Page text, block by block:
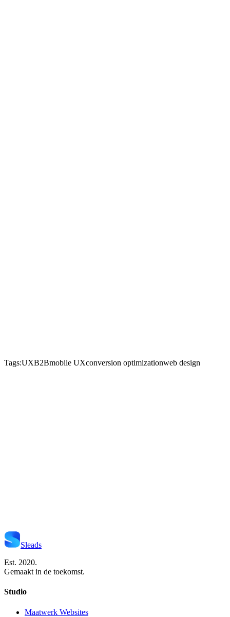
Tags:UXB2Bmobile UXconversion optimizationweb design
Sleads
Est. 2020.
Gemaakt in de toekomst.
Studio
Maatwerk Websites